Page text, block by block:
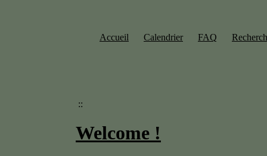
Accueil Calendrier FAQ
::
Welcome !